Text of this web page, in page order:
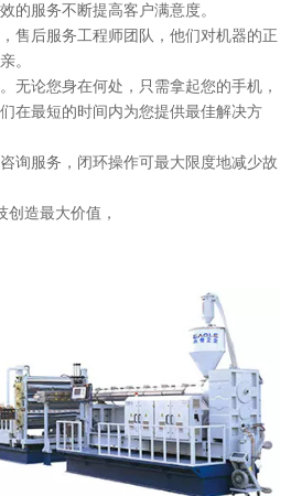
的服务不断提高客户满意度。
售后服务工程师团队，他们对机器的正
。
无论您身在何处，只需拿起您的手机，
在最短的时间内为您提供最佳解决方
询服务，闭环操作可最大限度地减少故
造最大价值，